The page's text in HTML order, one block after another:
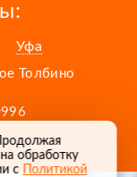
Уфа
Толбино
обработку
сПолитикой